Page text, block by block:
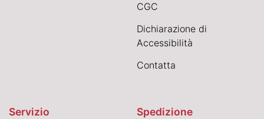
CGC
Dichiarazione di
Accessibilità
Contatta
Servizio Spedizione